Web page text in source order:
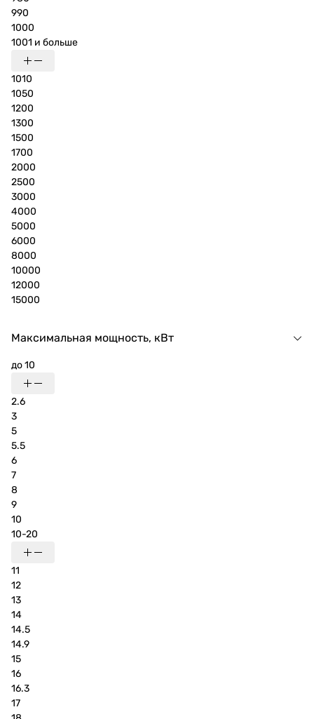
990
1000
1001 и больше
1010
1050
1200
1300
1500
1700
2000
2500
3000
4000
5000
6000
8000
10000
12000
15000
Максимальная мощность, кВт
до 10
2.6
3
5
5.5
6
7
8
9
10
10-20
11
12
13
14
14.5
14.9
15
16
16.3
17